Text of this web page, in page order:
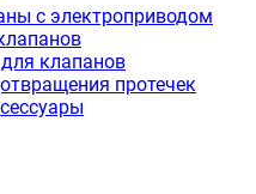
с электроприводом
клапанов
протечек